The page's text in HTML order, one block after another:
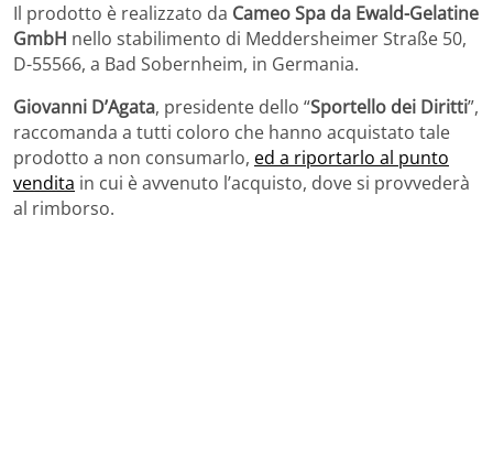
Il prodotto è realizzato da Cameo Spa da Ewald-Gelatine
GmbH nello stabilimento di Meddersheimer Straße 50,
D-55566, a Bad Sobernheim, in Germania.
Giovanni D’Agata, presidente dello “Sportello dei Diritti”,
raccomanda a tutti coloro che hanno acquistato tale
prodotto a non consumarlo, ed a riportarlo al punto
vendita in cui è avvenuto l’acquisto, dove si provvederà
al rimborso.